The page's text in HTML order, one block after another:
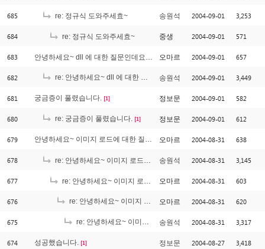
685 re: 정규식 도와주세효~ 송원석 2004-09-01 3,253
684 re: 정규식 도와주세효~ 중생 2004-09-01 571
683 안녕하세요~ dll 에 대한 질문인데요 ^^ 오마르 2004-09-01 657
682 re: 안녕하세요~ dll 에 대한 질문인데요 ^^ [1]
송원석 2004-09-01 3,449
681 궁금증이 풀렸습니다. [1] 정보문 2004-09-01 582
680 re: 궁금증이 풀렸습니다. [1] 정보문 2004-09-01 612
679 안녕하세요~ 이미지 로드에 대한 질문인데요..^^ 오마르 2004-08-31 638
678 re: 안녕하세요~ 이미지 로드에 대한 질문인데요..^^ 송원석 2004-08-31 3,145
677 re: 안녕하세요~ 이미지 로드에 대한 질문인데요..^^ 오마르 2004-08-31 603
676 re: 안녕하세요~ 이미지 로드에 대한 질문인데요..^^ [2]
오마르 2004-08-31 620
675 re: 안녕하세요~ 이미지 로드에 대한 질문인데요..^^ [1]
송원석 2004-08-31 3,317
674 성공했습니다. [1] 정보문 2004-08-27 3,418